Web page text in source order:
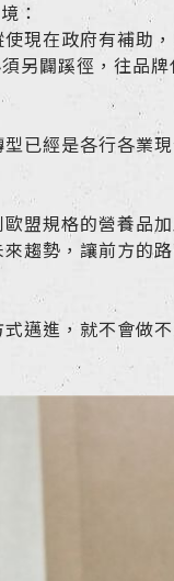
：
現在政府有補助
另闢蹊徑，往品
已經是各行各業
盟規格的營養品
趨勢，讓前方的
邁進，就不會做